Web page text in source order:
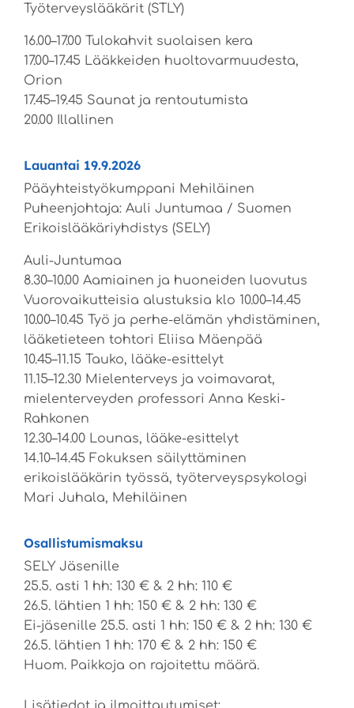
Työterveyslääkärit (STLY)
16.00–17.00 Tulokahvit suolaisen kera
17.00–17.45 Lääkkeiden huoltovarmuudesta,
Orion
17.45–19.45 Saunat ja rentoutumista
20.00 Illallinen
Lauantai 19.9.2026
Pääyhteistyökumppani Mehiläinen
Puheenjohtaja: Auli Juntumaa / Suomen
Erikoislääkäriyhdistys (SELY)
Auli-Juntumaa
8.30–10.00 Aamiainen ja huoneiden luovutus
Vuorovaikutteisia alustuksia klo 10.00–14.45
10.00–10.45 Työ ja perhe-elämän yhdistäminen,
lääketieteen tohtori Eliisa Mäenpää
10.45–11.15 Tauko, lääke-esittelyt
11.15–12.30 Mielenterveys ja voimavarat,
mielenterveyden professori Anna Keski-
Rahkonen
12.30–14.00 Lounas, lääke-esittelyt
14.10–14.45 Fokuksen säilyttäminen
erikoislääkärin työssä, työterveyspsykologi
Mari Juhala, Mehiläinen
Osallistumismaksu
SELY Jäsenille
25.5. asti 1 hh: 130 € & 2 hh: 110 €
26.5. lähtien 1 hh: 150 € & 2 hh: 130 €
Ei-jäsenille 25.5. asti 1 hh: 150 € & 2 hh: 130 €
26.5. lähtien 1 hh: 170 € & 2 hh: 150 €
Huom. Paikkoja on rajoitettu määrä.